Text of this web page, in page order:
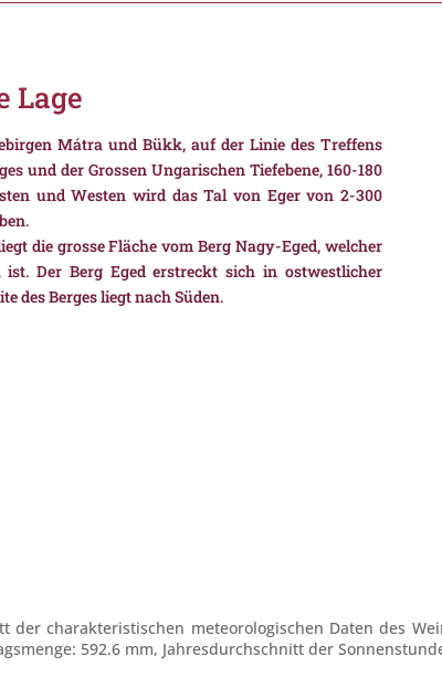
Lage
Mátra und Bükk, auf der Linie des Treffens
und der Grossen Ungarischen Tiefebene, 160-180
und Westen wird das Tal von Eger von 2-300
die grosse Fläche vom Berg Nagy-Eged, welcher
Der Berg Eged erstreckt sich in ostwestlicher
des Berges liegt nach Süden.
der charakteristischen meteorologischen Daten des
592.6 mm, Jahresdurchschnitt der